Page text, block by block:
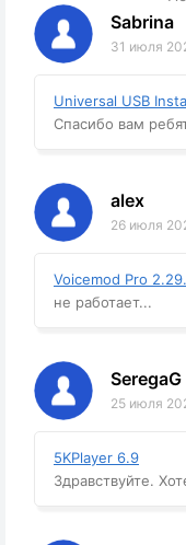
Sabrina
31 июля
Universal USB
Спасибо вам
alex
26 июля
Voicemod Pro
не работает...
SeregaG
25 июля
5KPlayer 6.9
Здравствуйте.